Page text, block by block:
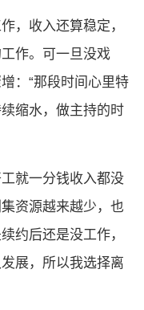
，收入还算稳定，
作。可一旦没戏
：“那段时间心里特
缩水，做主持的时
就一分钱收入都没
资源越来越少，也
约后还是没工作，
展，所以我选择离